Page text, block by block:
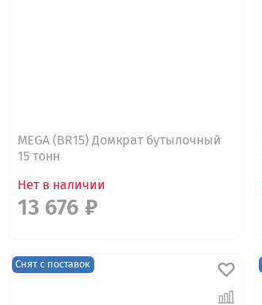
MEGA (BR15) Домкрат бутылочный
15 тонн
Нет в наличии
13 676 ₽
Снят с поставок